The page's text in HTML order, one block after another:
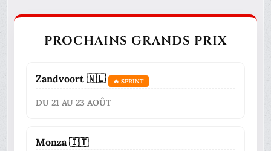
PROCHAINS GRANDS PRIX
Zandvoort 🇳🇱 🔥 SPRINT
DU 21 AU 23 AOÛT
Monza 🇮🇹